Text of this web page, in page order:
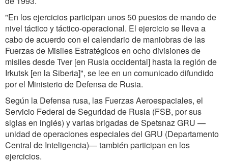
"En los ejercicios participan unos 50 puestos de mando de
nivel táctico y táctico-operacional. El ejercicio se lleva a
cabo de acuerdo con el calendario de maniobras de las
Fuerzas de Misiles Estratégicos en ocho divisiones de
misiles desde Tver [en Rusia occidental] hasta la región de
Irkutsk [en la Siberia]", se lee en un comunicado difundido
por el Ministerio de Defensa de Rusia.
Según la Defensa rusa, las Fuerzas Aeroespaciales, el
Servicio Federal de Seguridad de Rusia (FSB, por sus
siglas en inglés) y varias brigadas de Spetsnaz GRU —
unidad de operaciones especiales del GRU (Departamento
Central de Inteligencia)— también participan en los
ejercicios.